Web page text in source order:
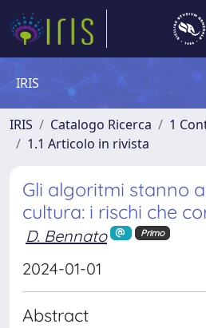
IRIS
IRIS Catalogo Ricerca
1
1.1 Articolo in rivista
Gli algoritmi stanno
cultura: i rischi che
D. Bennato Primo
2024-01-01
Abstract